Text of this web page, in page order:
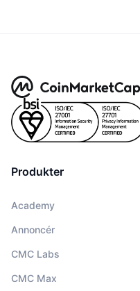
Produkter
Academy
Annoncér
CMC Labs
CMC Max